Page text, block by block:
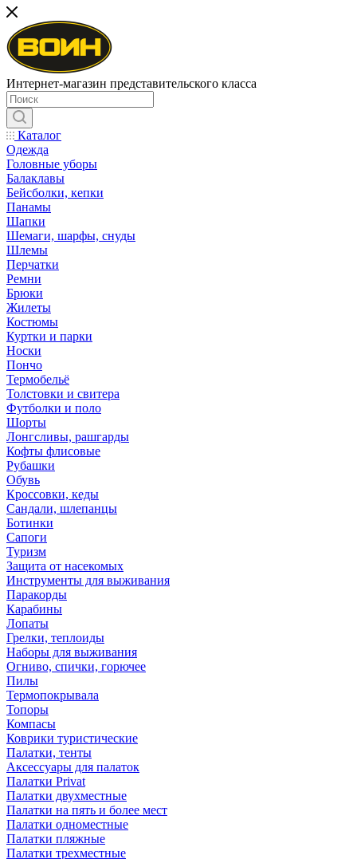
Интернет-магазин представительского класса
Каталог
Одежда
Головные уборы
Балаклавы
Бейсболки, кепки
Панамы
Шапки
Шемаги, шарфы, снуды
Шлемы
Перчатки
Ремни
Брюки
Жилеты
Костюмы
Куртки и парки
Носки
Пончо
Термобельё
Толстовки и свитера
Футболки и поло
Шорты
Лонгсливы, рашгарды
Кофты флисовые
Рубашки
Обувь
Кроссовки, кеды
Сандали, шлепанцы
Ботинки
Сапоги
Туризм
Защита от насекомых
Инструменты для выживания
Паракорды
Карабины
Лопаты
Грелки, теплоиды
Наборы для выживания
Огниво, спички, горючее
Пилы
Термопокрывала
Топоры
Компасы
Коврики туристические
Палатки, тенты
Аксессуары для палаток
Палатки Privat
Палатки двухместные
Палатки на пять и более мест
Палатки одноместные
Палатки пляжные
Палатки трехместные